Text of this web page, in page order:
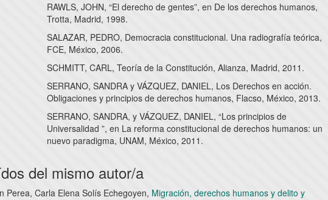
RAWLS, JOHN, “El derecho de gentes”, en De los derechos humanos,
Trotta, Madrid, 1998.
SALAZAR, PEDRO, Democracia constitucional. Una radiografía teórica,
FCE, México, 2006.
SCHMITT, CARL, Teoría de la Constitución, Alianza, Madrid, 2011.
SERRANO, SANDRA y VÁZQUEZ, DANIEL, Los Derechos en acción.
Obligaciones y principios de derechos humanos, Flacso, México, 2013.
SERRANO, SANDRA, y VÁZQUEZ, DANIEL, “Los principios de
Universalidad ”, en La reforma constitucional de derechos humanos: un
nuevo paradigma, UNAM, México, 2011.
del mismo autor/a
Perea, Carla Elena Solís Echegoyen, Migración, derechos humanos y delito y